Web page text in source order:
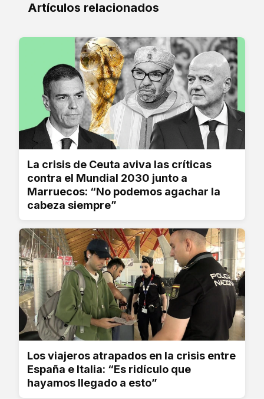
Artículos relacionados
La crisis de Ceuta aviva las críticas
contra el Mundial 2030 junto a
Marruecos: “No podemos agachar la
cabeza siempre”
Los viajeros atrapados en la crisis entre
España e Italia: “Es ridículo que
hayamos llegado a esto”